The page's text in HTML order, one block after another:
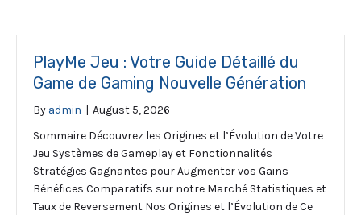
PlayMe Jeu : Votre Guide Détaillé du
Game de Gaming Nouvelle Génération
By admin | August 5, 2026
Sommaire Découvrez les Origines et l’Évolution de Votre
Jeu Systèmes de Gameplay et Fonctionnalités
Stratégies Gagnantes pour Augmenter vos Gains
Bénéfices Comparatifs sur notre Marché Statistiques et
Taux de Reversement Nos Origines et l’Évolution de Ce